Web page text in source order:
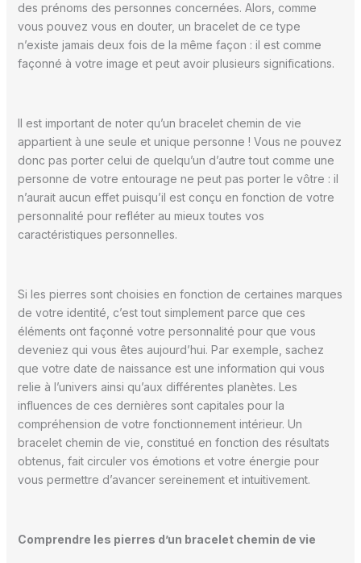
des prénoms des personnes concernées. Alors, comme
vous pouvez vous en douter, un bracelet de ce type
n’existe jamais deux fois de la même façon : il est comme
façonné à votre image et peut avoir plusieurs significations.
Il est important de noter qu’un bracelet chemin de vie
appartient à une seule et unique personne ! Vous ne pouvez
donc pas porter celui de quelqu’un d’autre tout comme une
personne de votre entourage ne peut pas porter le vôtre : il
n’aurait aucun effet puisqu’il est conçu en fonction de votre
personnalité pour refléter au mieux toutes vos
caractéristiques personnelles.
Si les pierres sont choisies en fonction de certaines marques
de votre identité, c’est tout simplement parce que ces
éléments ont façonné votre personnalité pour que vous
deveniez qui vous êtes aujourd’hui. Par exemple, sachez
que votre date de naissance est une information qui vous
relie à l’univers ainsi qu’aux différentes planètes. Les
influences de ces dernières sont capitales pour la
compréhension de votre fonctionnement intérieur. Un
bracelet chemin de vie, constitué en fonction des résultats
obtenus, fait circuler vos émotions et votre énergie pour
vous permettre d’avancer sereinement et intuitivement.
Comprendre les pierres d’un bracelet chemin de vie